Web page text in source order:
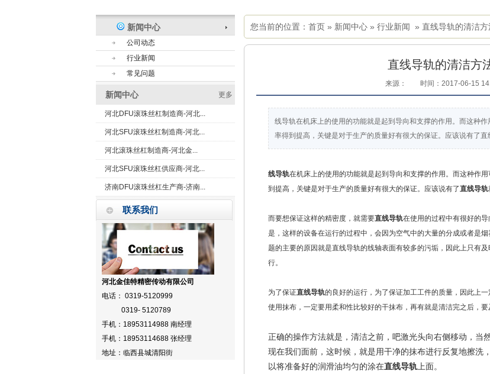
新闻中心
公司动态
行业新闻
常见问题
新闻中心 更多
河北DFU滚珠丝杠制造商-河北...
河北SFU滚珠丝杠制造商-河北...
河北滚珠丝杠制造商-河北金...
河北SFU滚珠丝杠供应商-河北...
济南DFU滚珠丝杠生产商-济南...
联系我们
河北金佳特精密传动有限公司
电话： 0319-5120999
0319- 5120789
手机：18953114988 南经理
手机：18953114688 张经理
地址：临西县城清阳街
您当前的位置： 首页 » 新闻中心 » 行业新闻 » 直线导轨的清洁
直线导轨的清洁方
来源： 时间：2017-06-15
线导轨在机床上的使用的功能就是起到导向和支撑的作用。而这种
率得到提高，关键是对于生产的质量好有很大的保证。应该说有了直
线导轨在机床上的使用的功能就是起到导向和支撑的作用。而这种作
到提高，关键是对于生产的质量好有很大的保证。应该说有了直线导轨
而要想保证这样的精密度，就需要直线导轨在使用的过程中有很好的
是，这样的设备在运行的过程中，会因为空气中的大量的分成或者是
题的主要的原因就是直线导轨的线轴表面有较多的污垢，因此上只有
行。
为了保证直线导轨的良好的运行，为了保证加工工件的质量，因此上
使用抹布，一定要用柔和性比较好的干抹布，再有就是清洁完之后，要
正确的操作方法就是，清洁之前，吧激光头向右侧移动，当
现在我们面前，这时候，就是用干净的抹布进行反复地擦洗
以将准备好的润滑油均匀的涂在直线导轨 上面。